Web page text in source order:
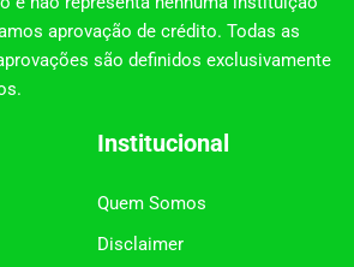
aprovação de crédito. Todas as
são definidos exclusivamente
Institucional
Quem Somos
Disclaimer